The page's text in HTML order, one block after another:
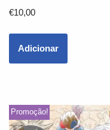
€10,00
Adicionar
Promoção!